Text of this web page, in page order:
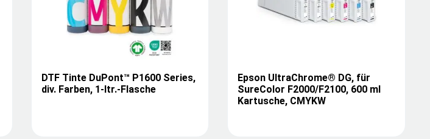
DTF Tinte DuPont™ P1600 Series,
div. Farben, 1-ltr.-Flasche
Epson UltraChrome® DG, für
SureColor F2000/F2100, 600 ml
Kartusche, CMYKW